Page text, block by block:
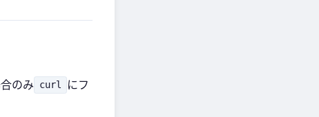
のみ curl
にフ